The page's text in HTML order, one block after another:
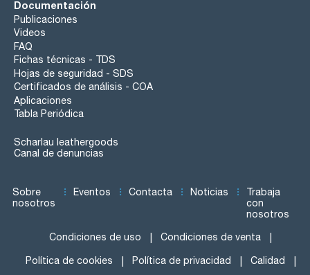
Documentación
Publicaciones
Videos
FAQ
Fichas técnicas - TDS
Hojas de seguridad - SDS
Certificados de análisis - COA
Aplicaciones
Tabla Periódica
Scharlau leathergoods
Canal de denuncias
Sobre
nosotros
Eventos Contacta Noticias
Trabaja
con
nosotros
Condiciones de uso Condiciones de venta
Política de cookies Política de privacidad Calidad